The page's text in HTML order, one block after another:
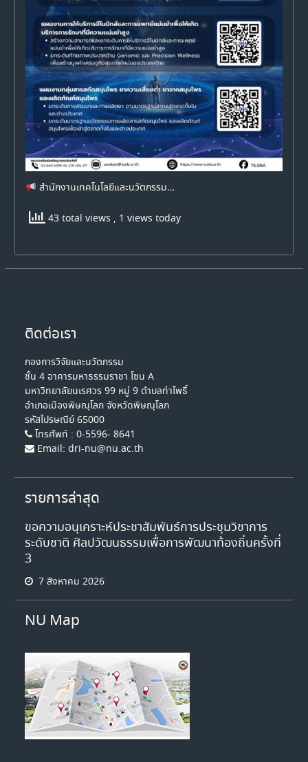
สำนักงานเทคโนโลยีและนวัตกรรม…
43 total views , 1 views today
ติดต่อเรา
กองการวิจัยและนวัตกรรม
ชั้น 4 อาคารมหาธรรมราชา โซน A
มหาวิทยาลัยนเรศวร 99 หมู่ 9 ตำบลท่าโพธิ์
อำเภอเมืองพิษณุโลก จังหวัดพิษณุโลก
รหัสไปรษณีย์ 65000
โทรศัพท์ : 0-5596- 8641
Email: dri-nu@nu.ac.th
รายการล่าสุด
ขอความอนุเคราะห์ประชาสัมพันธ์การประชุมวิชาการ
ระดับชาติ ศิลปวัฒนธรรมเพื่อการพัฒนาท้องถิ่นครั้งที่
3
7 สิงหาคม 2026
NU Map